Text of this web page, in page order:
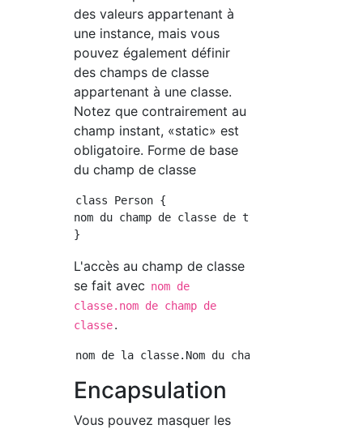
des valeurs appartenant à
une instance, mais vous
pouvez également définir
des champs de classe
appartenant à une classe.
Notez que contrairement au
champ instant, «static» est
obligatoire. Forme de base
du champ de classe
class Person {
nom du champ de classe de type de données
L'accès au champ de classe
se fait avec nom de
classe.nom de champ de
classe.
Encapsulation
Vous pouvez masquer les